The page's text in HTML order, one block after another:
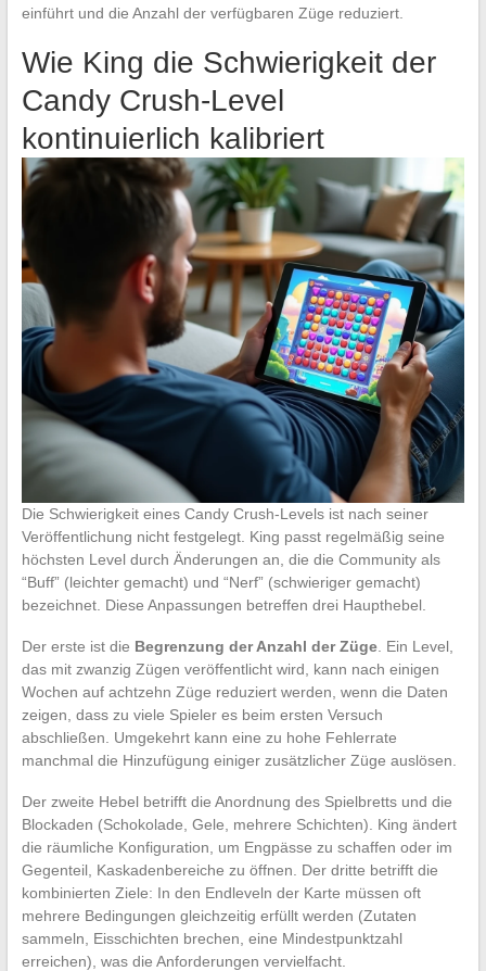
einführt und die Anzahl der verfügbaren Züge reduziert.
Wie King die Schwierigkeit der
Candy Crush-Level
kontinuierlich kalibriert
Die Schwierigkeit eines Candy Crush-Levels ist nach seiner
Veröffentlichung nicht festgelegt. King passt regelmäßig seine
höchsten Level durch Änderungen an, die die Community als
“Buff” (leichter gemacht) und “Nerf” (schwieriger gemacht)
bezeichnet. Diese Anpassungen betreffen drei Haupthebel.
Der erste ist die Begrenzung der Anzahl der Züge. Ein Level,
das mit zwanzig Zügen veröffentlicht wird, kann nach einigen
Wochen auf achtzehn Züge reduziert werden, wenn die Daten
zeigen, dass zu viele Spieler es beim ersten Versuch
abschließen. Umgekehrt kann eine zu hohe Fehlerrate
manchmal die Hinzufügung einiger zusätzlicher Züge auslösen.
Der zweite Hebel betrifft die Anordnung des Spielbretts und die
Blockaden (Schokolade, Gele, mehrere Schichten). King ändert
die räumliche Konfiguration, um Engpässe zu schaffen oder im
Gegenteil, Kaskadenbereiche zu öffnen. Der dritte betrifft die
kombinierten Ziele: In den Endleveln der Karte müssen oft
mehrere Bedingungen gleichzeitig erfüllt werden (Zutaten
sammeln, Eisschichten brechen, eine Mindestpunktzahl
erreichen), was die Anforderungen vervielfacht.